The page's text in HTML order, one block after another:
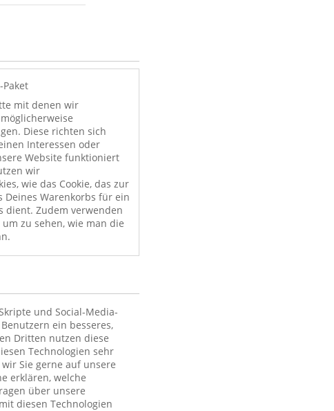
Paket
mit denen wir
Diese richten sich
Interessen oder
Website funktioniert
wir
wie das Cookie, das zur
Deines Warenkorbs für ein
dient. Zudem verwenden
zu sehen, wie man die
und Social-Media-
ein besseres,
Dritten nutzen diese
Technologien sehr
Sie gerne auf unsere
erklären, welche
über unsere
diesen Technologien